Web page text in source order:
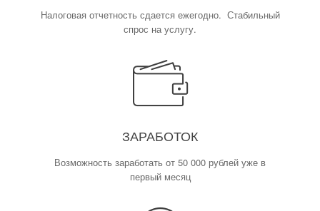
Налоговая отчетность сдается ежегодно. Стабильный
спрос на услугу.
ЗАРАБОТОК
Возможность заработать от 50 000 рублей уже в
первый месяц